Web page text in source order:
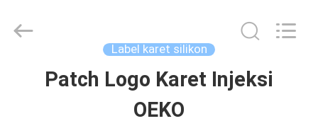
RUMAH
Garment
Accessories
Label karet silikon
Patch Logo Karet Injeksi
OEKO